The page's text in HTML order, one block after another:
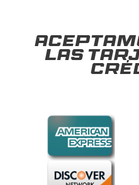
las